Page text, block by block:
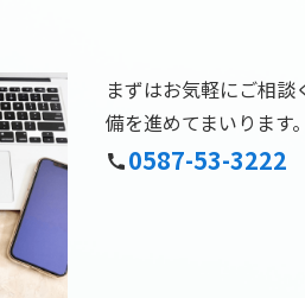
まずはお気軽にご相
備を進めてまいります。
0587-53-3222